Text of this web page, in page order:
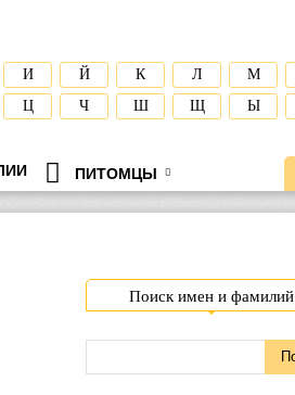
И Й К Л М
Ц
Ч Ш Щ Ы
ПИТОМЦЫ
Поиск имен и фамилий